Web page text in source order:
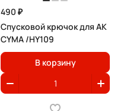
490 ₽
Спусковой крючок для АК
CYMA /HY109
В корзину